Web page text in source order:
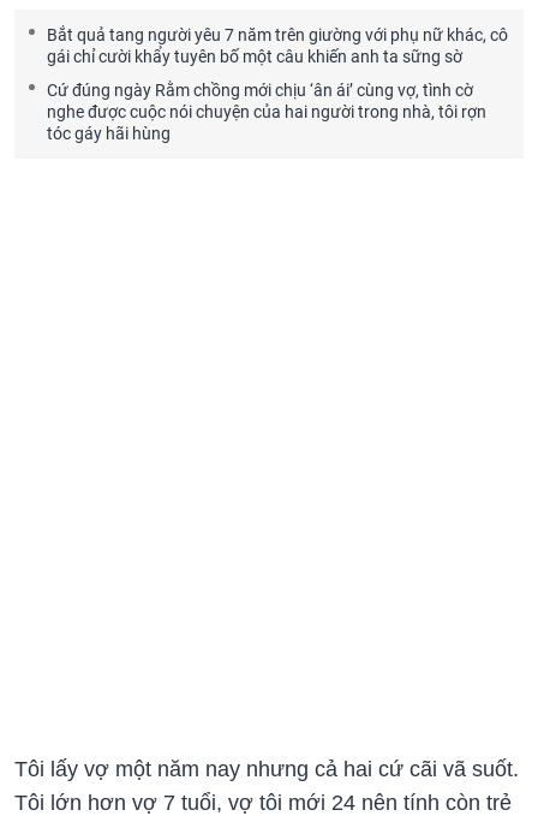
Bắt quả tang người yêu 7 năm trên giường với phụ nữ khác, cô
gái chỉ cười khẩy tuyên bố một câu khiến anh ta sững sờ
Cứ đúng ngày Rằm chồng mới chịu ‘ân ái’ cùng vợ, tình cờ
nghe được cuộc nói chuyện của hai người trong nhà, tôi rợn
tóc gáy hãi hùng
Tôi lấy vợ một năm nay nhưng cả hai cứ cãi vã suốt.
Tôi lớn hơn vợ 7 tuổi, vợ tôi mới 24 nên tính còn trẻ